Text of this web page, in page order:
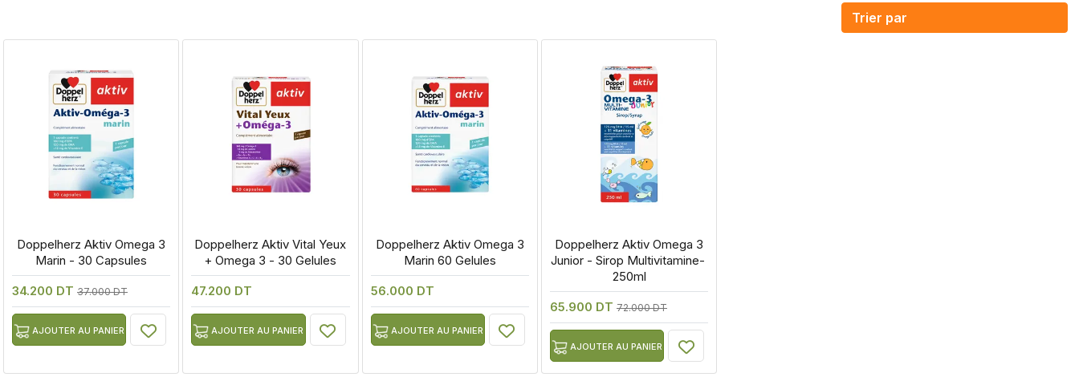
Doppelherz Aktiv Omega 3
Marin - 30 Capsules
34.200 DT 37.000 DT
AJOUTER AU PANIER
Doppelherz Aktiv Vital Yeux
+ Omega 3 - 30 Gelules
47.200 DT
AJOUTER AU PANIER
Doppelherz Aktiv Omega 3
Marin 60 Gelules
56.000 DT
AJOUTER AU PANIER
Doppelherz Aktiv Omega 3
Junior - Sirop Multivitamine-
250ml
65.900 DT 72.000 DT
AJOUTER AU PANIER